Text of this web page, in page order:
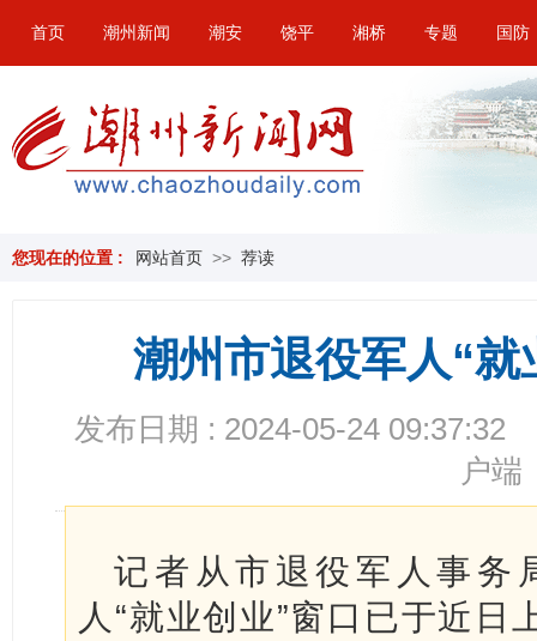
首页 潮州新闻 潮安 饶平 湘桥 专题 国防
您现在的位置 : 网站首页 >> 荐读
潮州市退役军人“
发布日期 : 2024-05-24 09:37:32
户端
记者从市退役军人事务
人“就业创业”窗口已于近